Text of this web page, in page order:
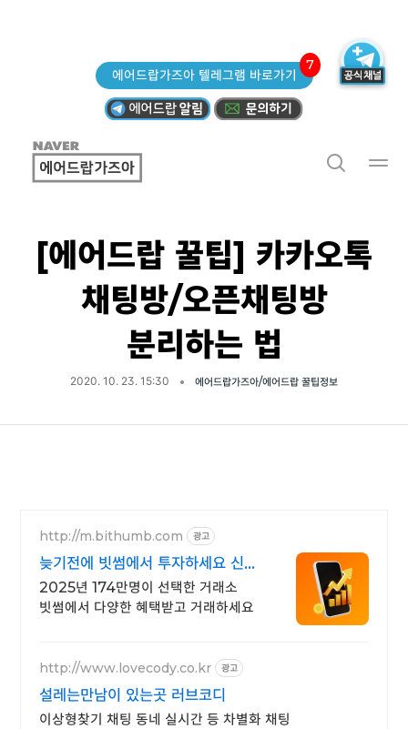
에어드랍가즈아 텔레그램 바로가기
7
[에어드랍 꿀팁] 카카오톡
채팅방/오픈채팅방
분리하는 법
2020. 10. 23. 15:30 에어드랍가즈아/에어드랍 꿀팁정보
http://m.bithumb.com 광고
늦기전에 빗썸에서 투자하세요 신규
가입 시 5만원 혜택
2025년 174만명이 선택한 거래소
빗썸에서 다양한 혜택받고 거래하세요
http://www.lovecody.co.kr 광고
설레는만남이 있는곳 러브코디
이상형찾기 채팅 동네 실시간 등 차별화 채팅